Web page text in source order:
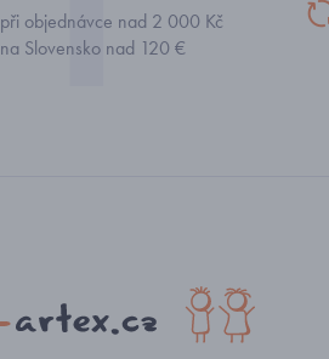
při objednávce nad 2 000 Kč
na Slovensko nad 120 €